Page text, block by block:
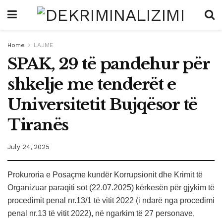
Home LAJME
SPAK, 29 të pandehur për
shkelje me tenderët e
Universitetit Bujqësor të
Tiranës
July 24, 2025
Prokuroria e Posaçme kundër Korrupsionit dhe Krimit të
Organizuar paraqiti sot (22.07.2025) kërkesën për gjykim të
procedimit penal nr.13/1 të vitit 2022 (i ndarë nga procedimi
penal nr.13 të vitit 2022), në ngarkim të 27 personave,